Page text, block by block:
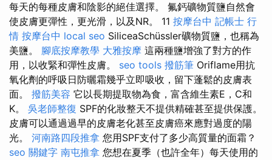
每天的每種皮膚和陰影的絕佳選擇。 氟鈣礦物質鹽自然會
使皮膚更彈性，更光滑，以及NR。 11 按摩台中 記帳士 行
情 按摩台中 local seo SiliceaSchüssler礦物質鹽，也稱為
美鹽。 腳底按摩教學 大雅按摩 這兩種鹽增強了對方的作
用，以收緊和彈性皮膚。 seo tools 撥筋筆 Oriflame用抗
氧化劑的呼吸日防曬霜幾乎立即吸收，留下蓬鬆的皮膚表
面。 撥筋美容 它以長期提取物為食，富含維生素E，C和
K。 吳老師整復 SPF的化妝整天不提供精確甚至提供保護。
皮膚可以通過過早的皮膚老化甚至皮膚癌來應對過度的陽
光。 河南路四段推拿 您用SPF支付了多少高質量的面霜？
seo 關鍵字 南屯推拿 您想在夏季（也許全年）每天使用的